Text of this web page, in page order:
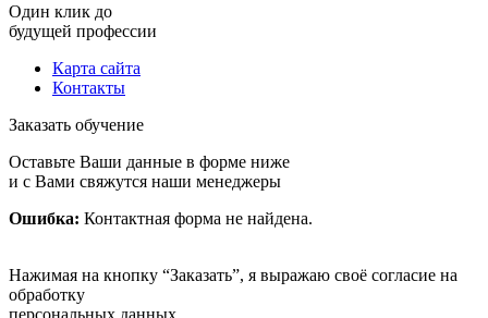
Один клик до
будущей профессии
Карта сайта
Контакты
Заказать обучение
Оставьте Ваши данные в форме ниже
и с Вами свяжутся наши менеджеры
Ошибка: Контактная форма не найдена.
Нажимая на кнопку “Заказать”, я выражаю своё согласие на
обработку
персональных данных